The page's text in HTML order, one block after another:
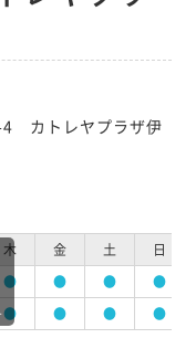
4 カトレヤプラザ伊
木 金 土
日
● ● ●
●
● ● ● ●